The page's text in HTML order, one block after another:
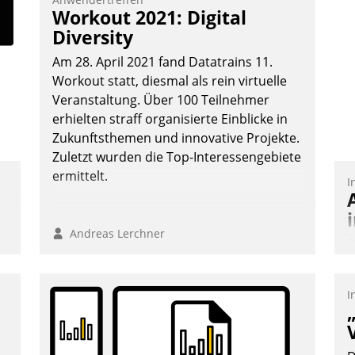
Workout 2021: Digital
Diversity
Am 28. April 2021 fand Datatrains 11.
Workout statt, diesmal als rein virtuelle
Veranstaltung. Über 100 Teilnehmer
erhielten straff organisierte Einblicke in
Zukunftsthemen und innovative Projekte.
Zuletzt wurden die Top-Interessengebiete
ermittelt.
Andreas Lerchner